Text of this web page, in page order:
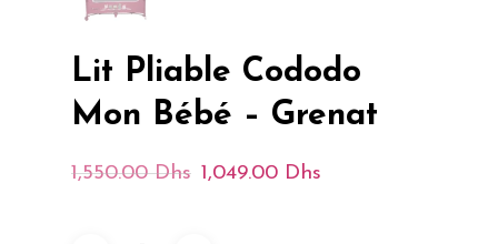
Lit Pliable Cododo
Mon Bébé – Grenat
1,550.00Dhs Le
1,049.00 Dhs